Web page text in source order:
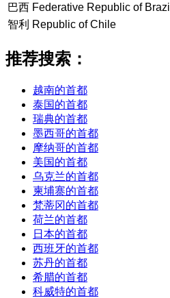
巴西 Federative Republic of Brazil
智利 Republic of Chile
推荐搜索：
越南的首都
泰国的首都
瑞典的首都
墨西哥的首都
摩纳哥的首都
美国的首都
乌克兰的首都
柬埔寨的首都
梵蒂冈的首都
荷兰的首都
日本的首都
西班牙的首都
苏丹的首都
希腊的首都
科威特的首都